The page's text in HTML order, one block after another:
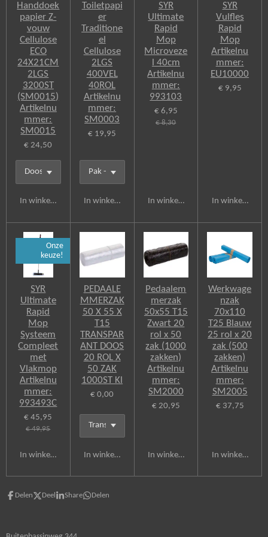
Handdoek
papier Z-
vouw
Cellulose
ECO
24X21CM
2LGS
3200ST
(SM0015)
Artikelnu
mmer:
SM0015
€ 24,50
In winkelwagen
Toiletpapi
er
Traditione
el
Cellulose
2LGS
400VEL
40ROL
Artikelnu
mmer:
SM0003
€ 19,95
In winkelwagen
SYR
Ultimate
Rapid
Mop
Microveze
l 40cm
Artikelnu
mmer:
993103
€ 6,95
€ 8,30
In winkelwagen
SYR
Vulfles
Rapid
Mop
Artikelnu
mmer:
EU10000
€ 9,95
In winkelwagen
Onze
keuze!
SYR
Ultimate
Rapid
Mop
Systeem
Compleet
met
Vlakmop
Artikelnu
mmer:
993493C
€ 45,95
€ 49,95
In winkelwagen
PEDAALE
MMERZAK
50 X 55 X
T15
TRANSPAR
ANT DOOS
20 ROL X
50 ZAK
1000ST Kl
€ 0,00
In winkelwagen
Pedaalem
merzak
50x55 T15
Zwart 20
rol x 50
zak (1000
zakken)
Artikelnu
mmer:
SM2000
€ 20,95
In winkelwagen
Werkwage
nzak
70x110
T25 Blauw
25 rol x 20
zak (500
zakken)
Artikelnu
mmer:
SM2005
€ 37,75
In winkelwagen
Delen Deel Share Delen